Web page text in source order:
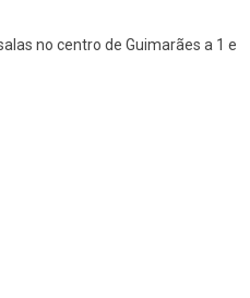
no centro de Guimarães a 1 e